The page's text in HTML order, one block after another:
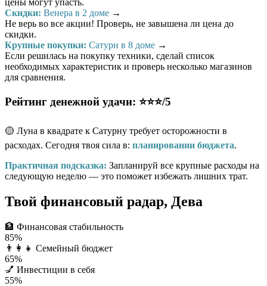
Скидки: Венера в 2 доме →
Не верь во все акции! Проверь, не завышена ли цена до
скидки.
Крупные покупки: Сатурн в 8 доме →
Если решилась на покупку техники, сделай список
необходимых характеристик и проверь несколько магазинов
для сравнения.
Рейтинг денежной удачи: ⭐⭐⭐/5
🟡 Луна в квадрате к Сатурну требует осторожности в
расходах. Сегодня твоя сила в: планировании бюджета.
Практичная подсказка: Запланируй все крупные расходы на
следующую неделю — это поможет избежать лишних трат.
Твой финансовый радар, Дева
🏦 Финансовая стабильность
85%
👨‍👩‍👧 Семейный бюджет
65%
💅 Инвестиции в себя
55%